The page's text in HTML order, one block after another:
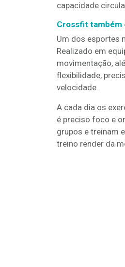
capacidade
Crossfit também
Um dos esportes
Realizado em
movimentação,
flexibilidade,
velocidade.
A cada dia os
é preciso foco e
grupos e treinam
treino render da